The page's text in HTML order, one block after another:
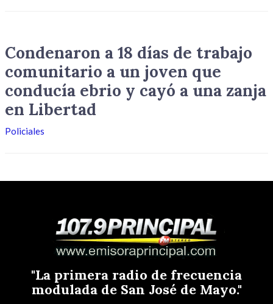
Condenaron a 18 días de trabajo
comunitario a un joven que
conducía ebrio y cayó a una zanja
en Libertad
Policiales
"La primera radio de frecuencia
modulada de San José de Mayo."